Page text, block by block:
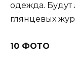
одежда. Будут
глянцевых
10 ФОТО